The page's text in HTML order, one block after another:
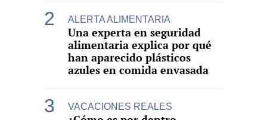
ALERTA ALIMENTARIA
Una experta en seguridad
alimentaria explica por qué
han aparecido plásticos
azules en comida envasada
VACACIONES REALES